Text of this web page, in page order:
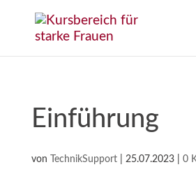
Einführung
von TechnikSupport| 25.07.2023| 0